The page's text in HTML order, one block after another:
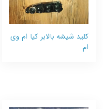
کلید شیشه بالابر کیا ام وی
ام